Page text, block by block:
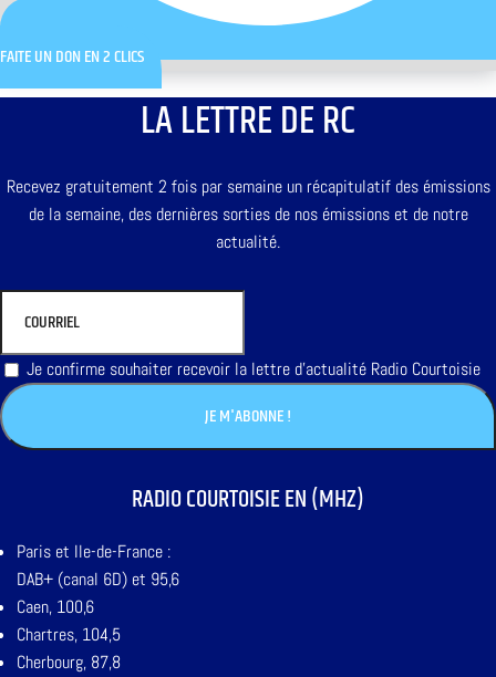
FAITE UN DON EN 2 CLICS
LA LETTRE DE RC
Recevez gratuitement 2 fois par semaine un récapitulatif des émissions
de la semaine, des dernières sorties de nos émissions et de notre
actualité.
Je confirme souhaiter recevoir la lettre d'actualité Radio Courtoisie
RADIO COURTOISIE EN (MHZ)
Paris et Ile-de-France :
DAB+ (canal 6D) et 95,6
Caen, 100,6
Chartres, 104,5
Cherbourg, 87,8